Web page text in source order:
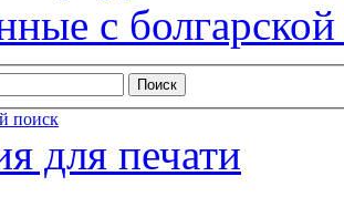
с
поиск
для печати